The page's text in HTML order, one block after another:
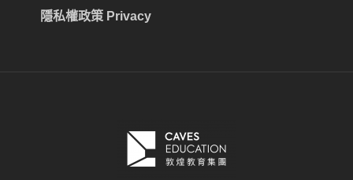
隱私權政策 Privacy